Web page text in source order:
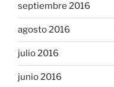
septiembre 2016
agosto 2016
julio 2016
junio 2016